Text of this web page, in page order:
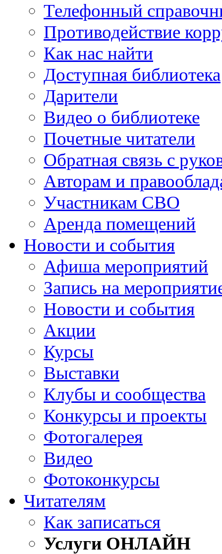
Телефонный
Противодействие
Как нас найти
Доступная библиотека
Дарители
Видео о библиотеке
Почетные читатели
Обратная связь с
Авторам и
Участникам СВО
Аренда помещений
Новости и события
Афиша мероприятий
Запись на
Новости и события
Акции
Курсы
Выставки
Клубы и сообщества
Конкурсы и проекты
Фотогалерея
Видео
Фотоконкурсы
Читателям
Как записаться
Услуги ОНЛАЙН